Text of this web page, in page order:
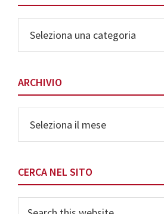
delle
Categorie
ARCHIVIO
CERCA NEL SITO